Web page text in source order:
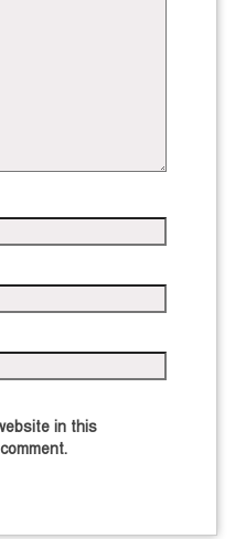
in this